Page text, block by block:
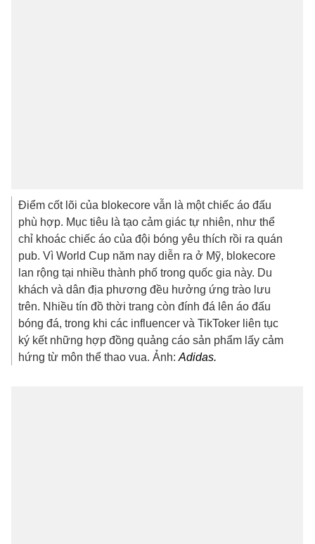
Điểm cốt lõi của blokecore vẫn là một chiếc áo đấu
phù hợp. Mục tiêu là tạo cảm giác tự nhiên, như thể
chỉ khoác chiếc áo của đội bóng yêu thích rồi ra quán
pub. Vì World Cup năm nay diễn ra ở Mỹ, blokecore
lan rộng tại nhiều thành phố trong quốc gia này. Du
khách và dân địa phương đều hưởng ứng trào lưu
trên. Nhiều tín đồ thời trang còn đính đá lên áo đấu
bóng đá, trong khi các influencer và TikToker liên tục
ký kết những hợp đồng quảng cáo sản phẩm lấy cảm
hứng từ môn thể thao vua. Ảnh:Adidas.